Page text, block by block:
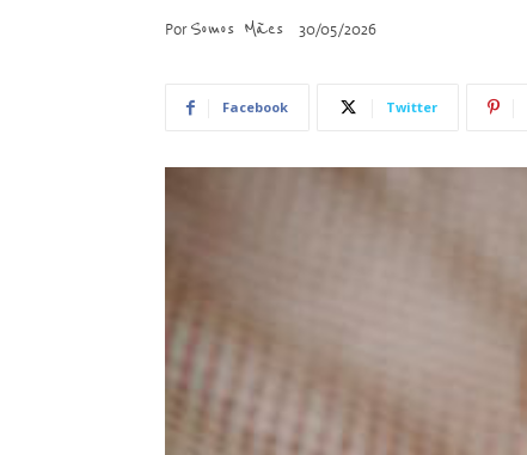
Por Somos Mães 30/05/2026
Facebook Twitter